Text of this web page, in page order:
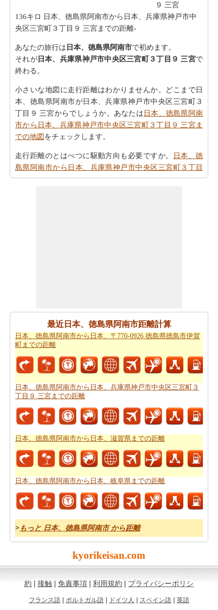
９ 三宮
136キロ 日本、徳島県阿南市から日本、兵庫県神戸市中
央区三宮町３丁目９ 三宮までの距離-
あなたの旅行は 日本、徳島県阿南市で初めます。
それが日本、兵庫県神戸市中央区三宮町３丁目９ 三宮で
終わる。
小さいな地図に走行距離はわかりませんか。どこまで日
本、徳島県阿南市が日本、兵庫県神戸市中央区三宮町３
丁目９ 三宮からでしょうか。あなたは日本、徳島県阿南
市から日本、兵庫県神戸市中央区三宮町３丁目９ 三宮ま
での地図をチェックします。
走行距離のとはべつに駆動方向も必要ですか。
日本、徳
島県阿南市から日本、兵庫県神戸市中央区三宮町３丁目
９ 三宮までの方向を参照して下さい。
県阿南市から日本、兵庫県神戸市中央区三宮町３丁目９
三宮まで計ります。
日本、徳島県阿南市から日本、兵庫県神戸市中央区三宮
どの方を使って日本、徳島県阿南市から日本、兵庫県神
戸市中央区三宮町３丁目９ 三宮までの旅行するんです。
道路走行は疲れて感じますか。飛行機で飛びてかかる時
間は知りたいんですか。 日本、徳島県阿南市から日本、
兵庫県神戸市中央区三宮町３丁目９ 三宮までの飛行時間
それはあなたの旅のルートを計画するのは面倒ですか？
このルートプランナーは、日本、徳島県阿南市から日
ルートプラン提供します。
あなたは、道路に旅行を取ることを計画していますか？
もりをしたいですか？日本、徳島県阿南市から日本、兵
庫県神戸市中央区三宮町３丁目９ 三宮までの旅行の費用
を確認してください。
*この結果は近似です。道路状況や流用や気象条件や交通などが走
最近日本、徳島県阿南市距離計算
日本、徳島県阿南市から日本、〒770-0926 徳島県徳島市伊賀
町までの距離
日本、徳島県阿南市から日本、兵庫県神戸市中央区三宮町３
丁目９ 三宮までの距離
日本、徳島県阿南市から日本、滋賀県までの距離
日本、徳島県阿南市から日本、岐阜県までの距離
> もっと 日本、徳島県阿南市 から距離
kyorikeisan.com
約 | 接触 | 免責事項 | 利用規約 | プライバシーポリシ
フランス語 | ポルトガル語 | ドイツ人 | スペイン語 | 英語